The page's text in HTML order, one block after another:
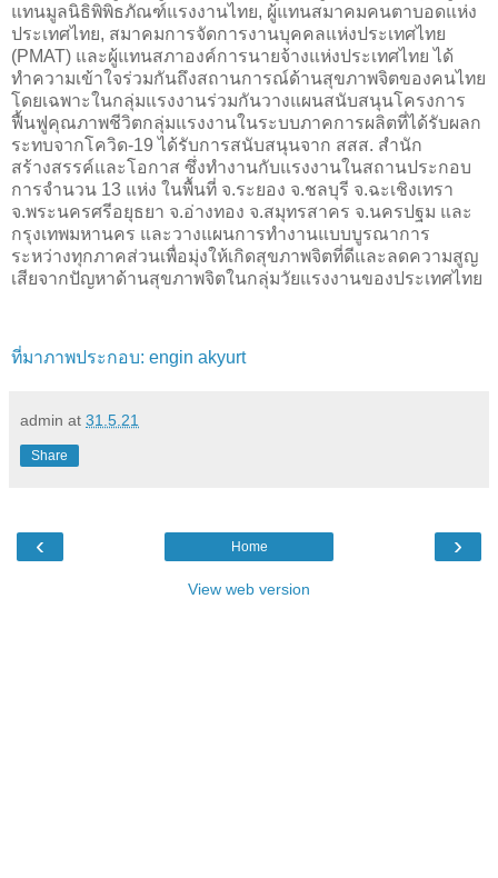
แทนมูลนิธิพิพิธภัณฑ์แรงงานไทย, ผู้แทนสมาคมคนตาบอดแห่ง
ประเทศไทย, สมาคมการจัดการงานบุคคลแห่งประเทศไทย
(PMAT) และผู้แทนสภาองค์การนายจ้างแห่งประเทศไทย ได้
ทำความเข้าใจร่วมกันถึงสถานการณ์ด้านสุขภาพจิตของคนไทย
โดยเฉพาะในกลุ่มแรงงานร่วมกันวางแผนสนับสนุนโครงการ
ฟื้นฟูคุณภาพชีวิตกลุ่มแรงงานในระบบภาคการผลิตที่ได้รับผลก
ระทบจากโควิด-19 ได้รับการสนับสนุนจาก สสส. สำนัก
สร้างสรรค์และโอกาส ซึ่งทำงานกับแรงงานในสถานประกอบ
การจำนวน 13 แห่ง ในพื้นที่ จ.ระยอง จ.ชลบุรี จ.ฉะเชิงเทรา
จ.พระนครศรีอยุธยา จ.อ่างทอง จ.สมุทรสาคร จ.นครปฐม และ
กรุงเทพมหานคร และวางแผนการทำงานแบบบูรณาการ
ระหว่างทุกภาคส่วนเพื่อมุ่งให้เกิดสุขภาพจิตที่ดีและลดความสูญ
เสียจากปัญหาด้านสุขภาพจิตในกลุ่มวัยแรงงานของประเทศไทย
ที่มาภาพประกอบ: engin akyurt
admin at 31.5.21
Share
‹ ›
Home
View web version